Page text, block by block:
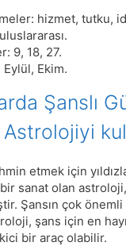
hizmet, tutku,
9, 18, 27.
Ekim.
Şanslı
etmek için
sanat olan
Şansın çok önemli
şans için en
bir araç olabilir.